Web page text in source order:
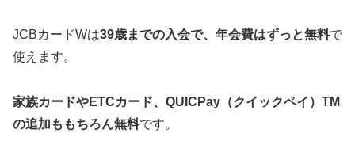
JCBカードWは39歳までの入会で、年会費はずっと無料で
使えます。
家族カードやETCカード、QUICPay（クイックペイ）TM
の追加ももちろん無料です。